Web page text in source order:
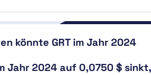
könnte GRT im Jahr 2024
Jahr 2024 auf 0,0750 $ sinkt,